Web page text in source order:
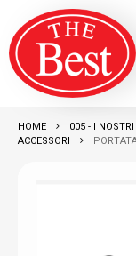
main
content
Products
search
HOME 005 - I
ACCESSORI